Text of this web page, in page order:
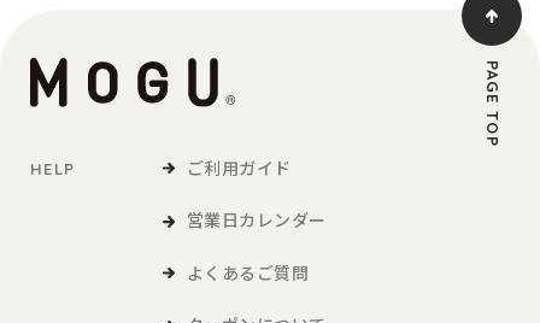
HELP ご利用ガイド
営業日カレンダー
よくあるご質問
PAGE TOP